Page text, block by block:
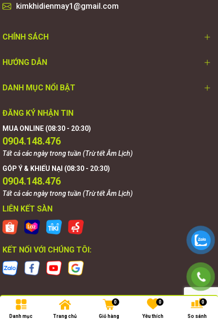
kimkhidienmay1@gmail.com
CHÍNH SÁCH
HƯỚNG DẪN
DANH MỤC NỔI BẬT
ĐĂNG KÝ NHẬN TIN
MUA ONLINE (08:30 - 20:30)
0904.148.476
Tất cả các ngày trong tuần (Trừ tết Âm Lịch)
GÓP Ý & KHIẾU NẠI (08:30 - 20:30)
0904.148.476
Tất cả các ngày trong tuần (Trừ tết Âm Lịch)
LIÊN KẾT SÀN
KẾT NỐI VỚI CHÚNG TÔI:
Bản quyền thuộc về Goldnova
Danh mục Trang chủ Giỏ hàng
0
Yêu thích
0
So sánh
0